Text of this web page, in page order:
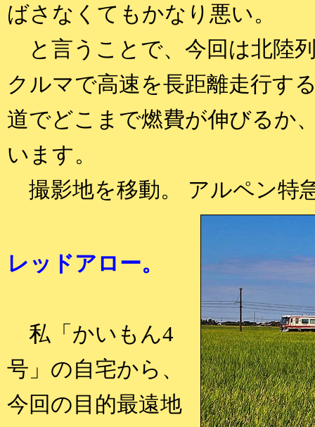
ばさなくてもかなり悪い。
と言うことで、今回は北陸
クルマで高速を長距離走行す
道でどこまで燃費が伸びるか
います。
撮影地を移動。 アルペン特
レッドアロー。
私「かいもん4
号」の自宅から、
今回の目的最遠地